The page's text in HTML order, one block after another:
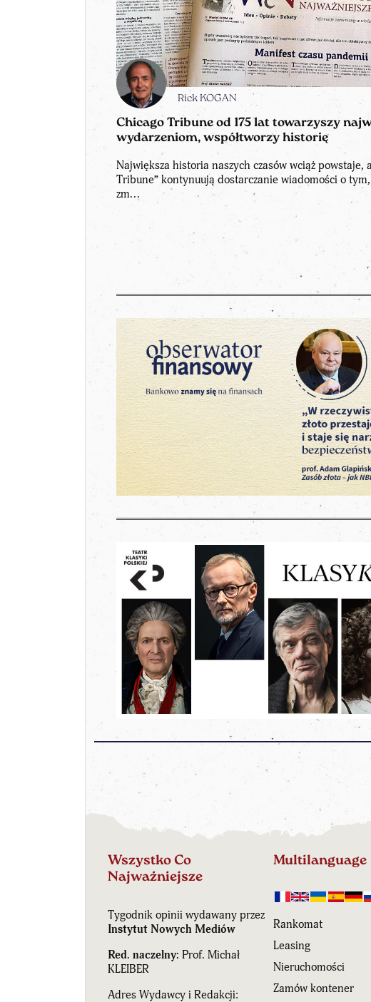
Rick KOGAN
Chicago Tribune od 175 lat towarzyszy
wydarzeniom, współtworzy historię
Największa historia naszych czasów wciąż powstaje,
Tribune” kontynuują dostarczanie wiadomości o
zm...
Wszystko Co
Najważniejsze
Tygodnik opinii wydawany przez
Instytut Nowych Mediów
Red. naczelny: Prof. Michał
KLEIBER
Adres Wydawcy i Redakcji:
Multilanguage
Rankomat
Leasing
Nieruchomości
Zamów kontener